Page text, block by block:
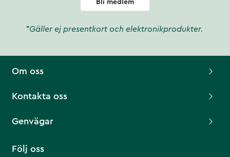
Bli medlem
*Gäller ej presentkort och elektronikprodukter.
Om oss
Kontakta oss
Genvägar
Följ oss